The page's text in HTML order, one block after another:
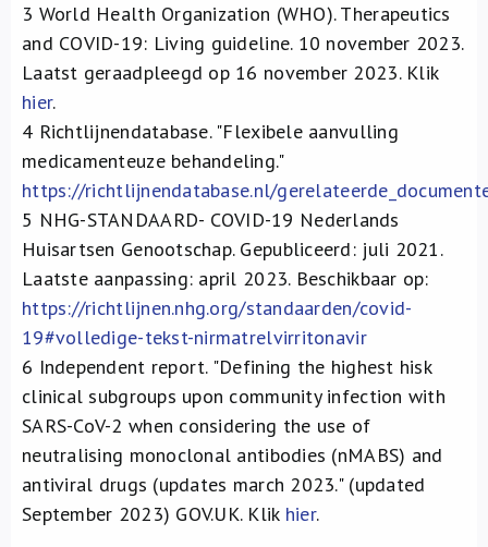
3 World Health Organization (WHO). Therapeutics
and COVID-19: Living guideline. 10 november 2023.
Laatst geraadpleegd op 16 november 2023. Klik
hier.
4 Richtlijnendatabase. "Flexibele aanvulling
medicamenteuze behandeling."
https://richtlijnendatabase.nl/
5 NHG-STANDAARD- COVID-19 Nederlands
Huisartsen Genootschap. Gepubliceerd: juli 2021.
Laatste aanpassing: april 2023. Beschikbaar op:
https://richtlijnen.nhg.org/standaarden/covid-
19#volledige-tekst-nirmatrelvirritonavir
6 Independent report. "Defining the highest hisk
clinical subgroups upon community infection with
SARS-CoV-2 when considering the use of
neutralising monoclonal antibodies (nMABS) and
antiviral drugs (updates march 2023." (updated
September 2023) GOV.UK. Klik hier.